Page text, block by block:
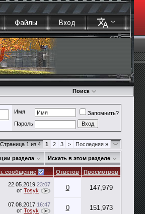
Файлы Вход
Поиск
Имя
Запомнить?
Пароль
Страница 1 из 4 1 2 3 > Последняя »
раздела Искать в этом разделе
сообщение Ответов Просмотров
22.05.2019 23:07
от Tosyk 0 147,979
07.08.2017 16:47
от Tosyk 0 151,973